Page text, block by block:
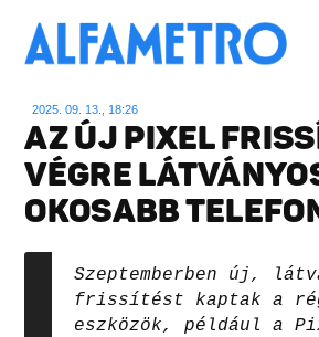
2025. 09. 13., 18:26
AZ ÚJ PIXEL
VÉGRE
OKOSABB
Szeptemberben új,
frissítést kaptak a
eszközök, például a